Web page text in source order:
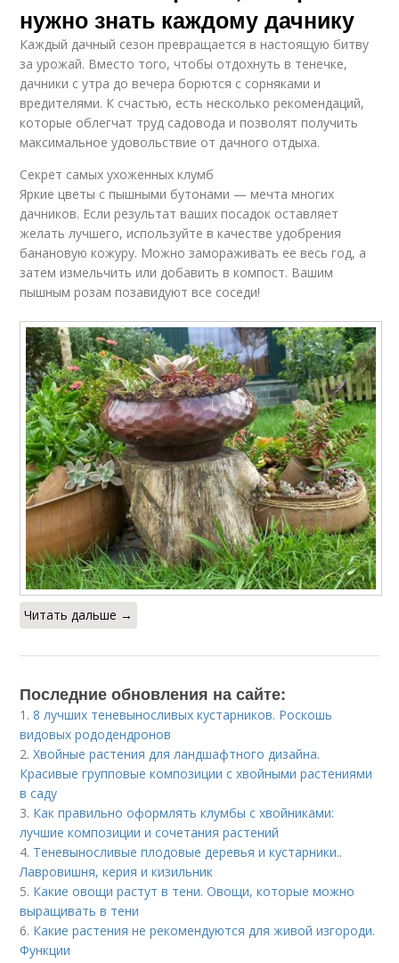
нужно знать каждому дачнику
Каждый дачный сезон превращается в настоящую битву
за урожай. Вместо того, чтобы отдохнуть в тенечке,
дачники с утра до вечера борются с сорняками и
вредителями. К счастью, есть несколько рекомендаций,
которые облегчат труд садовода и позволят получить
максимальное удовольствие от дачного отдыха.
Секрет самых ухоженных клумб
Яркие цветы с пышными бутонами — мечта многих
дачников. Если результат ваших посадок оставляет
желать лучшего, используйте в качестве удобрения
банановую кожуру. Можно замораживать ее весь год, а
затем измельчить или добавить в компост. Вашим
пышным розам позавидуют все соседи!
Читать дальше →
Последние обновления на сайте:
1.8 лучших теневыносливых кустарников. Роскошь
видовых рододендронов
2.Хвойные растения для ландшафтного дизайна.
Красивые групповые композиции с хвойными растениями
в саду
3. Как правильно оформлять клумбы с хвойниками:
лучшие композиции и сочетания растений
4. Теневыносливые плодовые деревья и кустарники..
Лавровишня, керия и кизильник
5. Какие овощи растут в тени. Овощи, которые можно
выращивать в тени
6. Какие растения не рекомендуются для живой изгороди.
Функции